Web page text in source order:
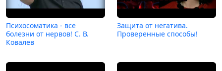
Психосоматика - все
болезни от нервов! С. В.
Ковалев
Защита от негатива.
Проверенные способы!